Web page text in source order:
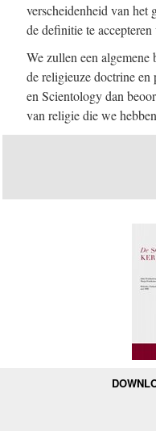
verscheidenheid van het
de definitie te
We zullen een
de religieuze doctrine
en Scientology dan
van religie die we